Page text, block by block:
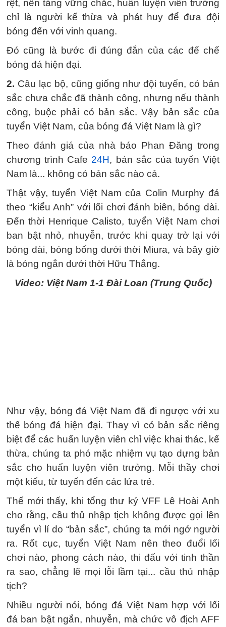
rệt, nền tảng vững chắc, huấn luyện viên trưởng
chỉ là người kế thừa và phát huy để đưa đội
bóng đến với vinh quang.
Đó cũng là bước đi đúng đắn của các đế chế
bóng đá hiện đại.
2. Câu lạc bộ, cũng giống như đội tuyển, có bản
sắc chưa chắc đã thành công, nhưng nếu thành
công, buộc phải có bản sắc. Vậy bản sắc của
tuyển Việt Nam, của bóng đá Việt Nam là gì?
Theo đánh giá của nhà báo Phan Đăng trong
chương trình Cafe 24H, bản sắc của tuyển Việt
Nam là... không có bản sắc nào cả.
Thật vậy, tuyển Việt Nam của Colin Murphy đá
theo “kiểu Anh” với lối chơi đánh biên, bóng dài.
Đến thời Henrique Calisto, tuyển Việt Nam chơi
ban bật nhỏ, nhuyễn, trước khi quay trở lại với
bóng dài, bóng bổng dưới thời Miura, và bây giờ
là bóng ngắn dưới thời Hữu Thắng.
Video: Việt Nam 1-1 Đài Loan (Trung Quốc)
Như vậy, bóng đá Việt Nam đã đi ngược với xu
thế bóng đá hiện đại. Thay vì có bản sắc riêng
biệt để các huấn luyện viên chỉ việc khai thác, kế
thừa, chúng ta phó mặc nhiệm vụ tạo dựng bản
sắc cho huấn luyện viên trưởng. Mỗi thầy chơi
một kiểu, từ tuyển đến các lứa trẻ.
Thế mới thấy, khi tổng thư ký VFF Lê Hoài Anh
cho rằng, cầu thủ nhập tịch không được gọi lên
tuyển vì lí do “bản sắc”, chúng ta mới ngớ người
ra. Rốt cục, tuyển Việt Nam nên theo đuổi lối
chơi nào, phong cách nào, thi đấu với tinh thần
ra sao, chẳng lẽ mọi lỗi lầm tại... cầu thủ nhập
tịch?
Nhiều người nói, bóng đá Việt Nam hợp với lối
đá ban bật ngắn, nhuyễn, mà chức vô địch AFF